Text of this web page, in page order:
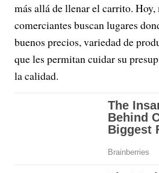
más allá de llenar el carrito.
comerciantes buscan lugares
buenos precios, variedad de
que les permitan cuidar su
la calidad.